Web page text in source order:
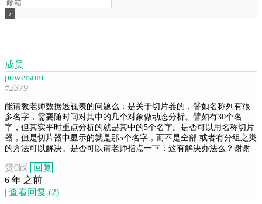
成员
powersum
#2379
能请教老师数据透视表的问题么：是关于切片器的，譬如名称列有很
多名字，需要随时间对其中的几个对象做动态分析。譬如有30个名
字，但其实平时重点分析的就是其中的5个名字。是否可以用名称切片
器，但是切片器中显示的就是那5个名字，而不是全部.或者有分组之类
的方法可以解决。是否可以请老师指点一下：这有解决办法么？谢谢
赞0踩
回复
6 年 之前
| 查看回复 (2)